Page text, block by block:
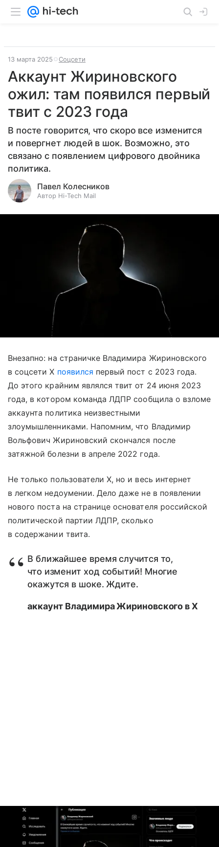
13 марта 2025 Соцсети
Аккаунт Жириновского
ожил: там появился первый
твит с 2023 года
В посте говорится, что скоро все изменится
и повергнет людей в шок. Возможно, это
связано с появлением цифрового двойника
политика.
Павел Колесников
Автор Hi-Tech Mail
Внезапно: на страничке Владимира Жириновского
в соцсети X появился первый пост с 2023 года.
До этого крайним являлся твит от 24 июня 2023
года, в котором команда ЛДПР сообщила о взломе
аккаунта политика неизвестными
злоумышленниками. Напомним, что Владимир
Вольфович Жириновский скончался после
затяжной болезни в апреле 2022 года.
Не только пользователи X, но и весь интернет
в легком недоумении. Дело даже не в появлении
нового поста на странице основателя российской
политической партии ЛДПР, сколько
в содержании твита.
В ближайшее время случится то,
что изменит ход событий! Многие
окажутся в шоке. Ждите.
аккаунт Владимира Жириновского в X